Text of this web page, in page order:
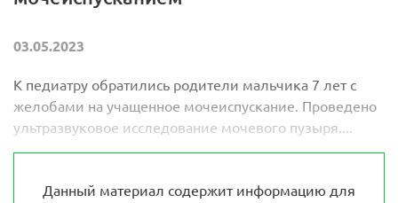
03.05.2023
К педиатру обратились родители мальчика 7 лет с
желобами на учащенное мочеиспускание. Проведено
ультразвуковое исследование мочевого пузыря....
Данный материал содержит информацию для